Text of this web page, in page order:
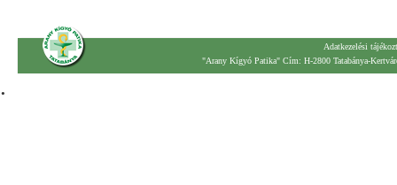
Adatkezelési
"Arany Kígyó Patika" Cím: H-2800 Tatabánya-
.